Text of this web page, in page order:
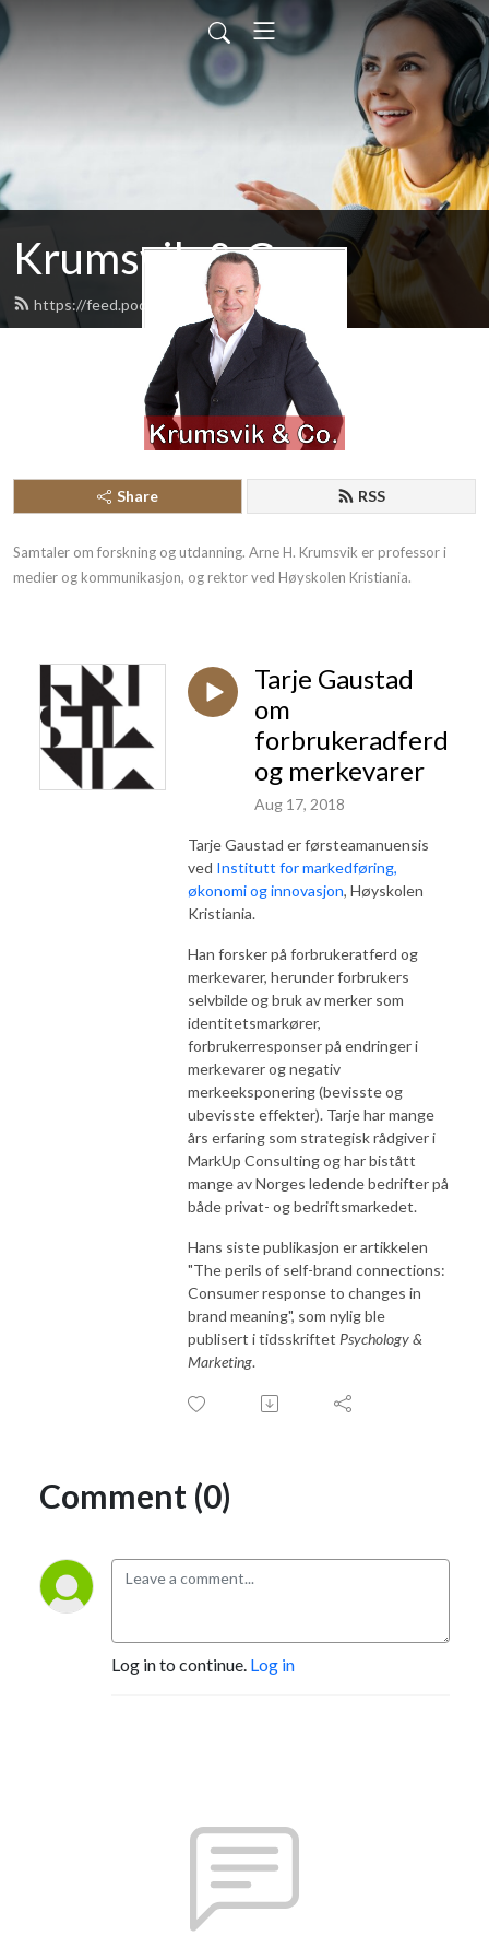
Krumsvik & Co.
https://feed.podbean.com/krumsvik/feed.xml
Share RSS
Samtaler om forskning og utdanning. Arne H. Krumsvik er professor i
medier og kommunikasjon, og rektor ved Høyskolen Kristiania.
Tarje Gaustad
om
forbrukeradferd
og merkevarer
Aug 17, 2018
Tarje Gaustad er førsteamanuensis
ved Institutt for markedføring,
økonomi og innovasjon, Høyskolen
Kristiania.
Han forsker på forbrukeratferd og
merkevarer, herunder forbrukers
selvbilde og bruk av merker som
identitetsmarkører,
forbrukerresponser på endringer i
merkevarer og negativ
merkeeksponering (bevisste og
ubevisste effekter). Tarje har mange
års erfaring som strategisk rådgiver i
MarkUp Consulting og har bistått
mange av Norges ledende bedrifter på
både privat- og bedriftsmarkedet.
Hans siste publikasjon er artikkelen
"Theperils of self-brand connections:
Consumerresponseto changes in
brand meaning", som nylig ble
publisert i tidsskriftet Psychology &
Marketing.
Comment (0)
Log in to continue. Log in